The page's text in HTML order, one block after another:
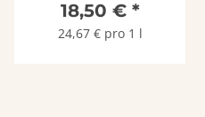
DOCG, Az.Agr. La
Tordera
18,50 € *
24,67 € pro 1 l